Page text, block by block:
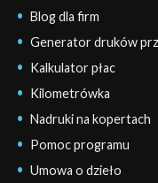
Blog dla firm
Generator druków
Kalkulator płac
Kilometrówka
Nadruki na kopertach
Pomoc programu
Umowa o dzieło